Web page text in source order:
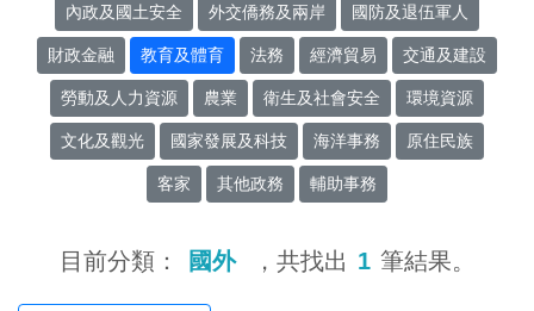
內政及國土安全 外交僑務及兩岸 國防及退伍軍人
財政金融 教育及體育 法務 經濟貿易 交通及建設
勞動及人力資源 農業 衛生及社會安全 環境資源
文化及觀光 國家發展及科技 海洋事務 原住民族
客家 其他政務 輔助事務
目前分類： 國外 ，共找出 1 筆結果。